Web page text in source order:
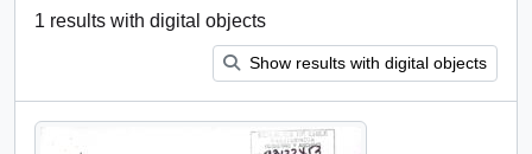
1 results with digital objects
Show results with digital objects